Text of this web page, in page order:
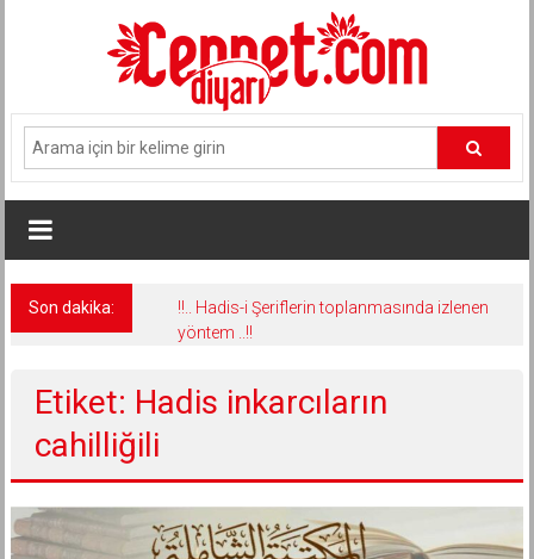
Son dakika:
!!.. Hadis-i Şeriflerin toplanmasında izlenen
yöntem ..!!
Etiket: Hadis inkarcıların
cahilliğili